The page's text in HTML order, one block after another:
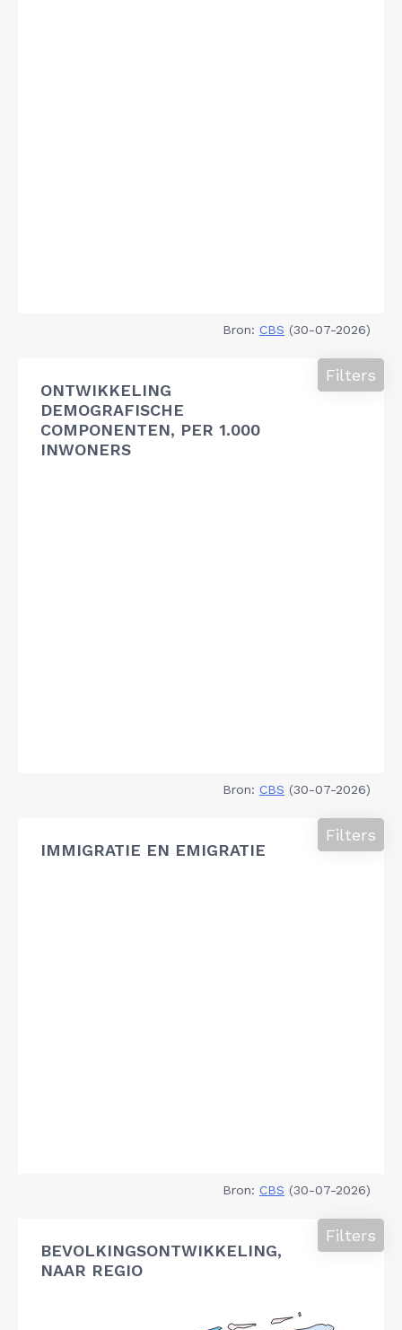
Bron: CBS (30-07-2026)
ONTWIKKELING
DEMOGRAFISCHE
COMPONENTEN, PER 1.000
INWONERS
Filters
Bron: CBS (30-07-2026)
IMMIGRATIE EN EMIGRATIE
Filters
Bron: CBS (30-07-2026)
BEVOLKINGSONTWIKKELING,
NAAR REGIO
Filters